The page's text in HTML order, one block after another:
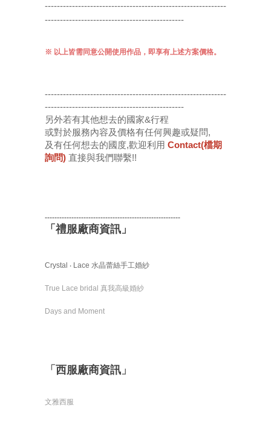
------------------------------------------------------------
----------------------------------------------
※ 以上皆需同意公開使用作品，即享有上述方案價格。
------------------------------------------------------------
----------------------------------------------
另外若有其他想去的國家&行程
或對於服務內容及價格有任何興趣或疑問,
及有任何想去的國度,歡迎利用 Contact(檔期
詢問) 直接與我們聯繫!!
--------------------------------------------------------
「禮服廠商資訊」
Crystal ‧ Lace 水晶蕾絲手工婚紗
True Lace bridal 真我高級婚紗
Days and Moment
「 西服廠商資訊 」
文雅西服